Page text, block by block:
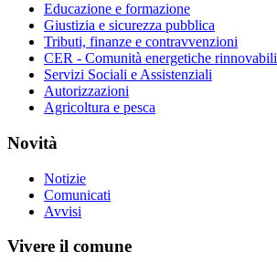
Educazione e formazione
Giustizia e sicurezza pubblica
Tributi, finanze e contravvenzioni
CER - Comunità energetiche rinnovabili
Servizi Sociali e Assistenziali
Autorizzazioni
Agricoltura e pesca
Novità
Notizie
Comunicati
Avvisi
Vivere il comune